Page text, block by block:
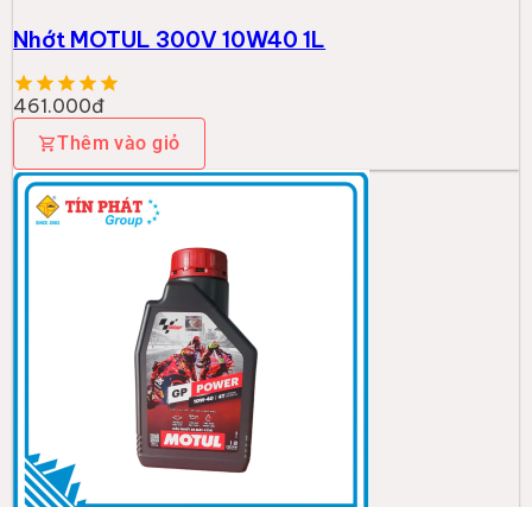
Nhớt MOTUL 300V 10W40 1L
461.000đ
Thêm vào giỏ